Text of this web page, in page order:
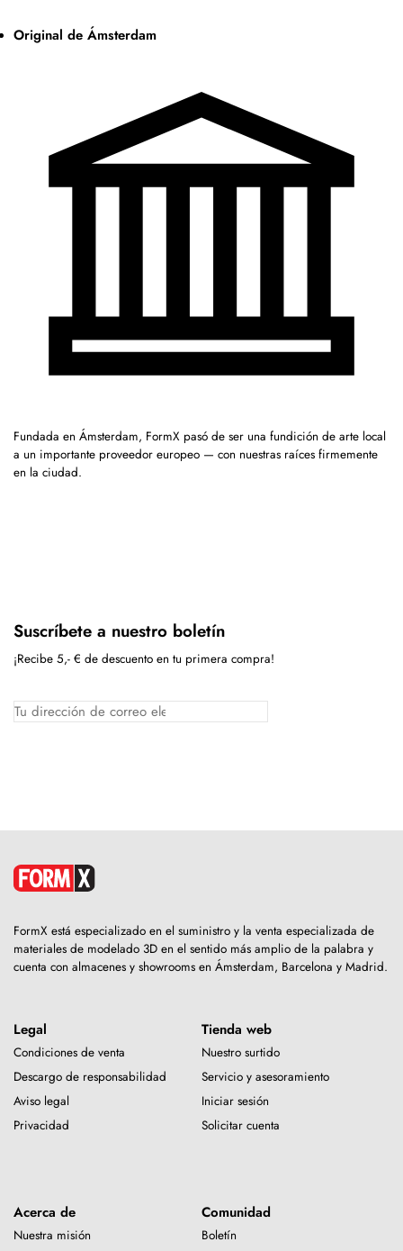
Original de Ámsterdam
Fundada en Ámsterdam, FormX pasó de ser una fundición de arte local
a un importante proveedor europeo — con nuestras raíces firmemente
en la ciudad.
Suscríbete a nuestro boletín
¡Recibe 5,- € de descuento en tu primera compra!
FormX está especializado en el suministro y la venta especializada de
materiales de modelado 3D en el sentido más amplio de la palabra y
cuenta con almacenes y showrooms en Ámsterdam, Barcelona y Madrid.
Legal
Condiciones de venta
Descargo de responsabilidad
Aviso legal
Privacidad
Tienda web
Nuestro surtido
Servicio y asesoramiento
Iniciar sesión
Solicitar cuenta
Acerca de
Nuestra misión
Comunidad
Boletín